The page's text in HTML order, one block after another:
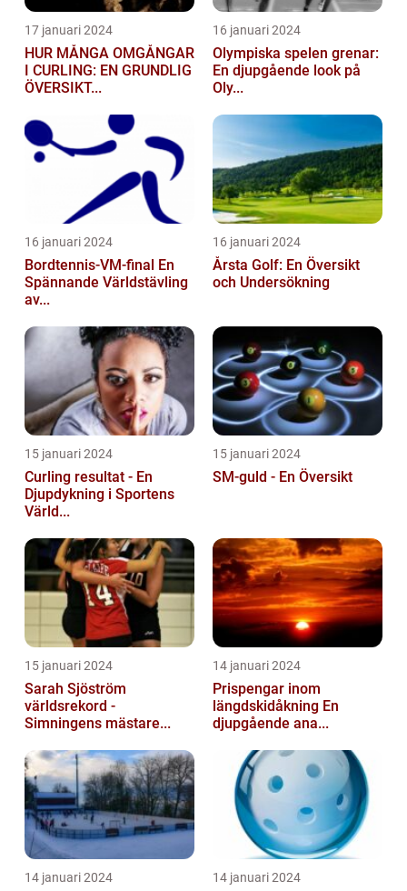
17 januari 2024
HUR MÅNGA OMGÅNGAR
I CURLING: EN GRUNDLIG
ÖVERSIKT...
16 januari 2024
Olympiska spelen grenar:
En djupgående look på
Oly...
16 januari 2024
Bordtennis-VM-final En
Spännande Världstävling
av...
16 januari 2024
Årsta Golf: En Översikt
och Undersökning
15 januari 2024
Curling resultat - En
Djupdykning i Sportens
Värld...
15 januari 2024
SM-guld - En Översikt
15 januari 2024
Sarah Sjöström
världsrekord -
Simningens mästare...
14 januari 2024
Prispengar inom
längdskidåkning En
djupgående ana...
14 januari 2024 14 januari 2024